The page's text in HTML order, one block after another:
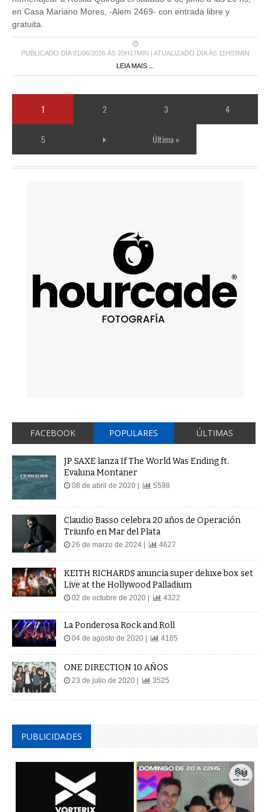
en Casa Mariano Mores, -Alem 2469- con entrada libre y
gratuita.
PUBLICADO DIA 01/06/2026 ÀS 20H17MIN | ATUALIZADO DIA ÀS 11H03MIN
LEIA MAIS ...
1 2 3 4
5 Última »
FACEBOOK POPULARES ÚLTIMAS
JP SAXE lanza If The World Was Ending ft.
Evaluna Montaner
08 de abril de 2020 | 5598
Claudio Basso celebra 20 años de Operación
Triunfo en Mar del Plata
26 de marzo de 2024 | 4627
KEITH RICHARDS anuncia super deluxe box set
Live at the Hollywood Palladium
02 de octubre de 2020 | 4322
La Ponderosa Rock and Roll
04 de agosto de 2020 | 4185
ONE DIRECTION 10 AÑOS
23 de julio de 2020 | 3525
PUBLICIDADES